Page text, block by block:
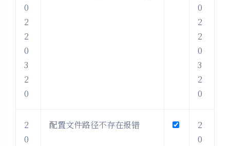
0
2
2
0
3
2
0
0
2
2
0
3
2
0
2
0
配置文件路径不存在报错
2
0